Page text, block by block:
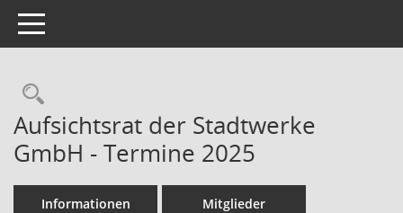
Toggle navigation
Rechercheauswahl
Aufsichtsrat der Stadtwerke
GmbH - Termine 2025
Informationen Mitglieder